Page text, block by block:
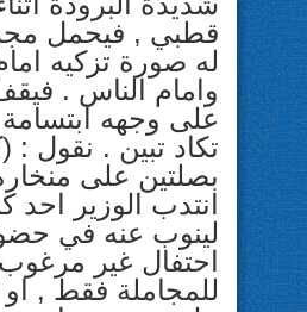
قطبي , فيحمل
له صورة تزكيه
وامام الناس .
على وجهه
تكاد تبين . نقول :
بصلتين على
انتدب الوزير احد
لينوب عنه في
احتفال غير
للمجاملة فقط , او